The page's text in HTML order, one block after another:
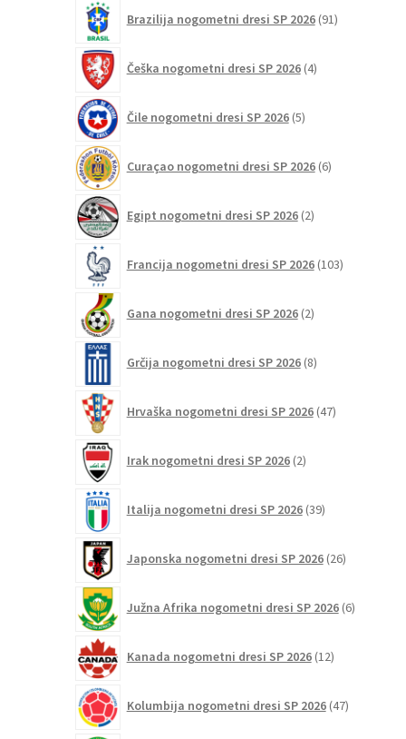
Brazilija nogometni dresi SP 2026 91izdelkov
Češka nogometni dresi SP 2026 4izdelki
Čile nogometni dresi SP 2026 5izdelkov
Curaçao nogometni dresi SP 2026 6izdelkov
Egipt nogometni dresi SP 2026 2izdelka
Francija nogometni dresi SP 2026 103izdelki
Gana nogometni dresi SP 2026 2izdelka
Grčija nogometni dresi SP 2026 8izdelkov
Hrvaška nogometni dresi SP 2026 47izdelkov
Irak nogometni dresi SP 2026 2izdelka
Italija nogometni dresi SP 2026 39izdelkov
Japonska nogometni dresi SP 2026 26izdelkov
Južna Afrika nogometni dresi SP 2026 6izdelkov
Kanada nogometni dresi SP 2026 12izdelkov
Kolumbija nogometni dresi SP 2026 47izdelkov